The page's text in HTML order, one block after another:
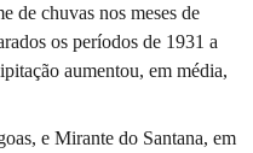
de chuvas nos meses de
os períodos de 1931 a
aumentou, em média,
e Mirante do Santana, em